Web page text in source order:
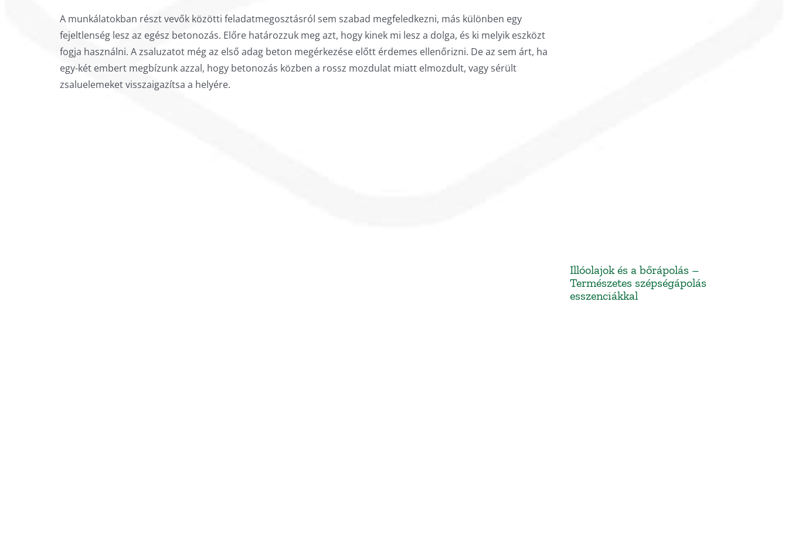
A munkálatokban részt vevők közötti feladatmegosztásról sem szabad megfeledkezni, más különben egy
fejeltlenség lesz az egész betonozás. Előre határozzuk meg azt, hogy kinek mi lesz a dolga, és ki melyik eszközt
fogja használni. A zsaluzatot még az első adag beton megérkezése előtt érdemes ellenőrizni. De az sem árt, ha
egy-két embert megbízunk azzal, hogy betonozás közben a rossz mozdulat miatt elmozdult, vagy sérült
zsaluelemeket visszaigazítsa a helyére.
esszenciákkal
Illóolajok és a bőrápolás –
Természetes szépségápolás
esszenciákkal